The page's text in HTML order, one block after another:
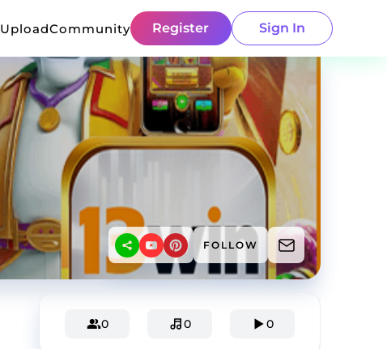
UploadCommunity Register Sign In
FOLLOW
0 0 0